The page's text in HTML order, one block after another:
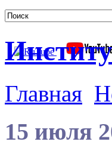
Главная
15 июля